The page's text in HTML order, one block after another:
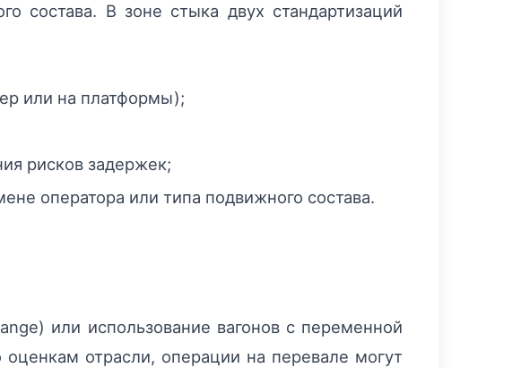
состава. В зоне стыка двух стандартизаций
или на платформы);
рисков задержек;
оператора или типа подвижного состава.
или использование вагонов с переменной
отрасли, операции на перевале могут